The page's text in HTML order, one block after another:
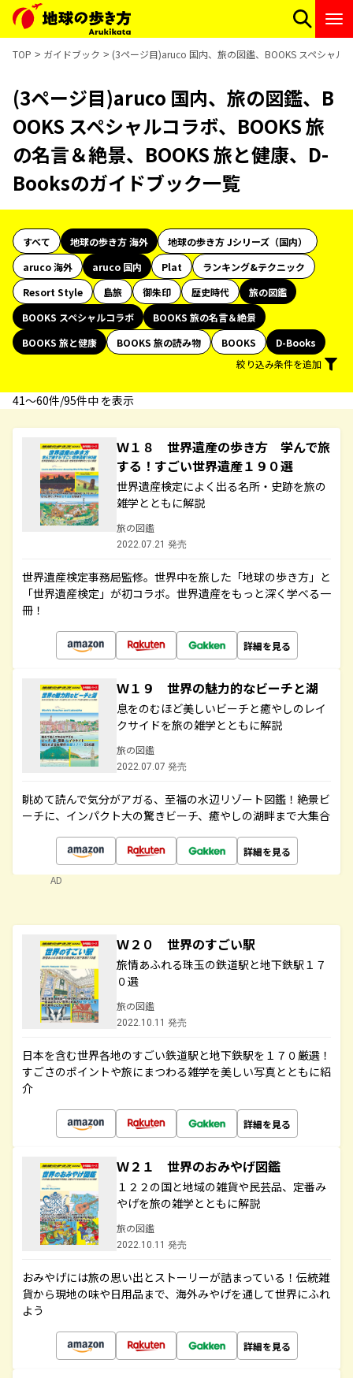
TOP ガイドブック (3ページ目)aruco 国内、旅の図鑑、BOOKS スペシャル
(3ページ目)aruco 国内、旅の図鑑、B
OOKS スペシャルコラボ、BOOKS 旅
の名言＆絶景、BOOKS 旅と健康、D-
Booksのガイドブック一覧
すべて 地球の歩き方 海外
地球の歩き方 Jシリーズ（国内）
aruco 海外
aruco 国内 Plat
ランキング&テクニック
Resort Style
島旅 御朱印 歴史時代
旅の図鑑
BOOKS スペシャルコラボ
BOOKS 旅の名言＆絶景
BOOKS 旅と健康
BOOKS 旅の読み物 BOOKS
D-Books
絞り込み条件を追加
41〜60件/95件中 を表示
Ｗ１８ 世界遺産の歩き方 学んで旅
する！すごい世界遺産１９０選
世界遺産検定によく出る名所・史跡を旅の
雑学とともに解説
旅の図鑑
2022.07.21 発売
世界遺産検定事務局監修。世界中を旅した「地球の歩き方」と
「世界遺産検定」が初コラボ。世界遺産をもっと深く学べる一
冊！
詳細を見る
Ｗ１９ 世界の魅力的なビーチと湖
息をのむほど美しいビーチと癒やしのレイ
クサイドを旅の雑学とともに解説
旅の図鑑
2022.07.07 発売
眺めて読んで気分がアガる、至福の水辺リゾート図鑑！絶景ビ
ーチに、インパクト大の驚きビーチ、癒やしの湖畔まで大集合
詳細を見る
AD
Ｗ２０ 世界のすごい駅
旅情あふれる珠玉の鉄道駅と地下鉄駅１７
０選
旅の図鑑
2022.10.11 発売
日本を含む世界各地のすごい鉄道駅と地下鉄駅を１７０厳選！
すごさのポイントや旅にまつわる雑学を美しい写真とともに紹
介
詳細を見る
Ｗ２１ 世界のおみやげ図鑑
１２２の国と地域の雑貨や民芸品、定番み
やげを旅の雑学とともに解説
旅の図鑑
2022.10.11 発売
おみやげには旅の思い出とストーリーが詰まっている！伝統雑
貨から現地の味や日用品まで、海外みやげを通して世界にふれ
よう
詳細を見る